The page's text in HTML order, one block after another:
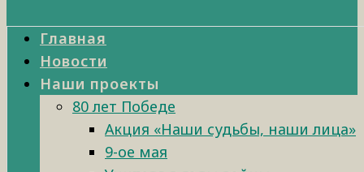
Главная
Новости
Наши проекты
80 лет Победе
Акция «Наши судьбы, наши лица»
9-ое мая